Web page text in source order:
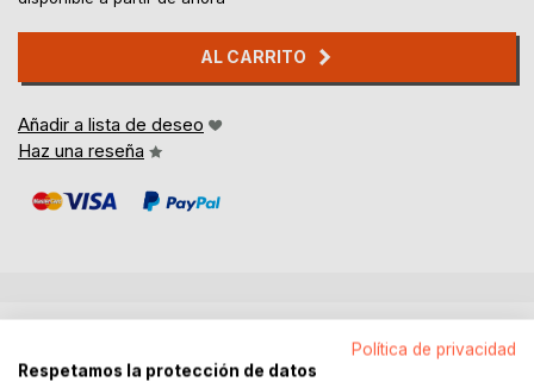
AL CARRITO
Añadir a lista de deseo
Haz una reseña
Política de privacidad
Respetamos la protección de datos